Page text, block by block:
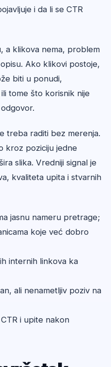
i da li se CTR
a klikova nema, problem
Ako klikovi postoje,
biti u ponudi,
tome što korisnik nije
treba raditi bez merenja.
kroz poziciju jedne
slika. Vredniji signal je
kvaliteta upita i stvarnih
jasnu nameru pretrage;
koje već dobro
internih linkova ka
ali nenametljiv poziv na
i upite nakon